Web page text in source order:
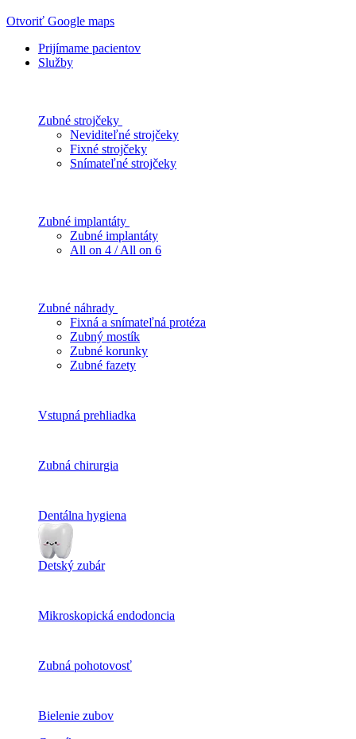
Otvoriť Google maps
Prijímame pacientov
Služby
Zubné strojčeky
Neviditeľné strojčeky
Fixné strojčeky
Snímateľné strojčeky
Zubné implantáty
Zubné implantáty
All on 4 / All on 6
Zubné náhrady
Fixná a snímateľná protéza
Zubný mostík
Zubné korunky
Zubné fazety
Vstupná prehliadka
Zubná chirurgia
Dentálna hygiena
Detský zubár
Mikroskopická endodoncia
Zubná pohotovosť
Bielenie zubov